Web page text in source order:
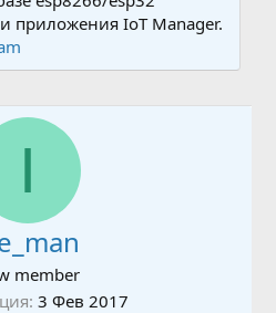
приложения IoT Manager.
I
member
3 Фев 2017